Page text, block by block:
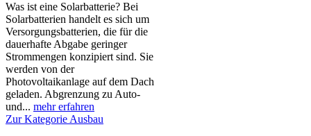
Was ist eine Solarbatterie? Bei
Solarbatterien handelt es sich um
Versorgungsbatterien, die für die
dauerhafte Abgabe geringer
Strommengen konzipiert sind. Sie
werden von der
Photovoltaikanlage auf dem Dach
geladen. Abgrenzung zu Auto-
und... mehr erfahren
Zur Kategorie Ausbau